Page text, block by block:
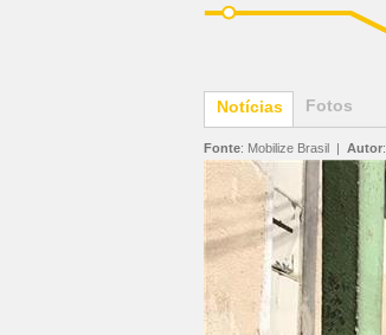
Notícias Fotos
Fonte: Mobilize Brasil | Autor: